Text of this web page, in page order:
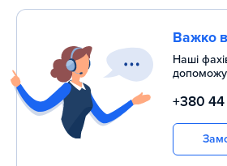
Важко
Наші
+380 44